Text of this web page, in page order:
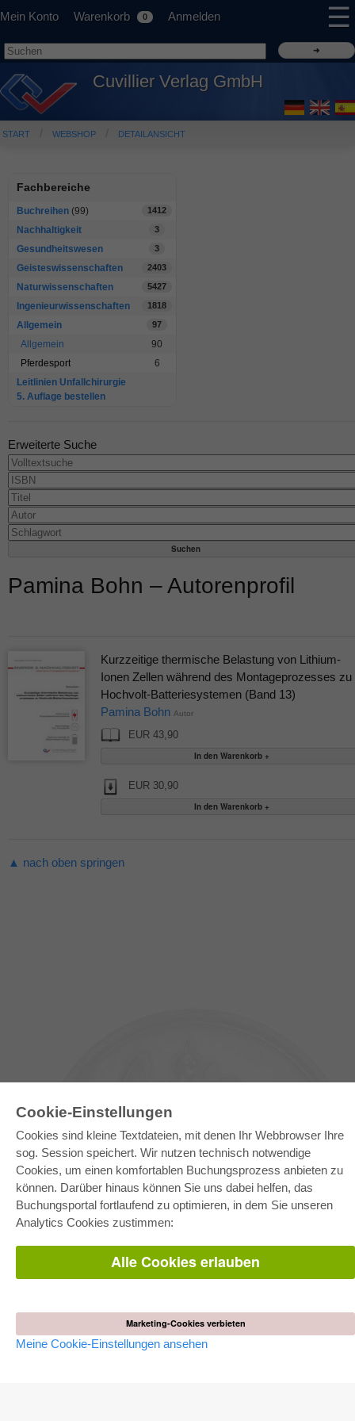
Cookie-Einstellungen
Cookies sind kleine Textdateien, mit denen Ihr Webbrowser Ihre
sog. Session speichert. Wir nutzen technisch notwendige
Cookies, um einen komfortablen Buchungsprozess anbieten zu
können. Darüber hinaus können Sie uns dabei helfen, das
Buchungsportal fortlaufend zu optimieren, in dem Sie unseren
Analytics Cookies zustimmen:
Alle Cookies erlauben
Marketing-Cookies verbieten
Meine Cookie-Einstellungen ansehen
Mein Konto Warenkorb 0 Anmelden ☰
Cuvillier Verlag GmbH
START WEBSHOP DETAILANSICHT
Fachbereiche
Buchreihen (99) 1412
Nachhaltigkeit 3
Gesundheitswesen 3
Geisteswissenschaften 2403
Naturwissenschaften 5427
Ingenieurwissenschaften 1818
Allgemein 97
Allgemein
90
Pferdesport
6
Leitlinien Unfallchirurgie
5. Auflage bestellen
Erweiterte Suche
Pamina Bohn – Autorenprofil
Kurzzeitige thermische Belastung von Lithium-
Ionen Zellen während des Montageprozesses zu
Hochvolt-Batteriesystemen (Band 13)
Pamina Bohn Autor
EUR 43,90
EUR 30,90
▲ nach oben springen
E-COLLECTION
Gesamtpaket
Fachbereichspakete
Bereitstellung von E-Books
Häufig gestellte Fragen (FAQ)
AGB